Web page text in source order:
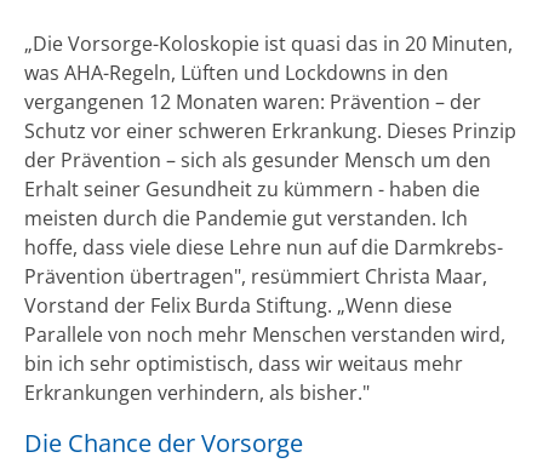
„Die Vorsorge-Koloskopie ist quasi das in 20 Minuten,
was AHA-Regeln, Lüften und Lockdowns in den
vergangenen 12 Monaten waren: Prävention – der
Schutz vor einer schweren Erkrankung. Dieses Prinzip
der Prävention – sich als gesunder Mensch um den
Erhalt seiner Gesundheit zu kümmern - haben die
meisten durch die Pandemie gut verstanden. Ich
hoffe, dass viele diese Lehre nun auf die Darmkrebs-
Prävention übertragen", resümmiert Christa Maar,
Vorstand der Felix Burda Stiftung. „Wenn diese
Parallele von noch mehr Menschen verstanden wird,
bin ich sehr optimistisch, dass wir weitaus mehr
Erkrankungen verhindern, als bisher."
Die Chance der Vorsorge